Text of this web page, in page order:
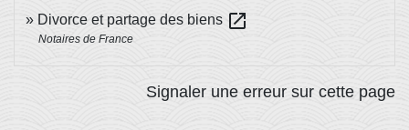
Divorce et partage des biens open_in_new
Notaires de France
Signaler une erreur sur cette page